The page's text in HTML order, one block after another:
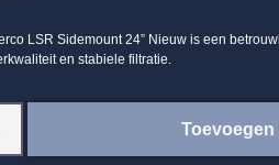
LSR Sidemount 24” Nieuw is een
en stabiele filtratie.
Toevoegen